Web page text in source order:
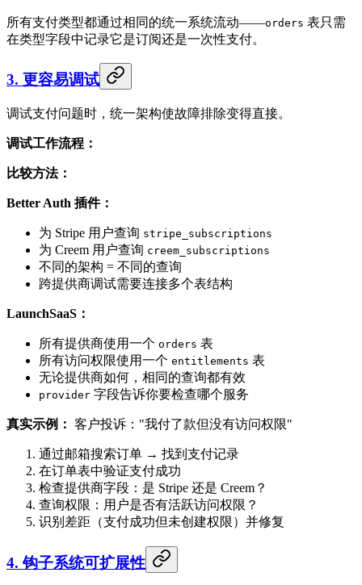
所有支付类型都通过相同的统一系统流动——orders 表只需
在类型字段中记录它是订阅还是一次性支付。
3. 更容易调试
调试支付问题时，统一架构使故障排除变得直接。
调试工作流程：
比较方法：
Better Auth 插件：
为 Stripe 用户查询 stripe_subscriptions
为 Creem 用户查询 creem_subscriptions
不同的架构 = 不同的查询
跨提供商调试需要连接多个表结构
LaunchSaaS：
所有提供商使用一个 orders 表
所有访问权限使用一个 entitlements 表
无论提供商如何，相同的查询都有效
provider 字段告诉你要检查哪个服务
真实示例： 客户投诉："我付了款但没有访问权限"
通过邮箱搜索订单 → 找到支付记录
在订单表中验证支付成功
检查提供商字段：是 Stripe 还是 Creem？
查询权限：用户是否有活跃访问权限？
识别差距（支付成功但未创建权限）并修复
4. 钩子系统可扩展性